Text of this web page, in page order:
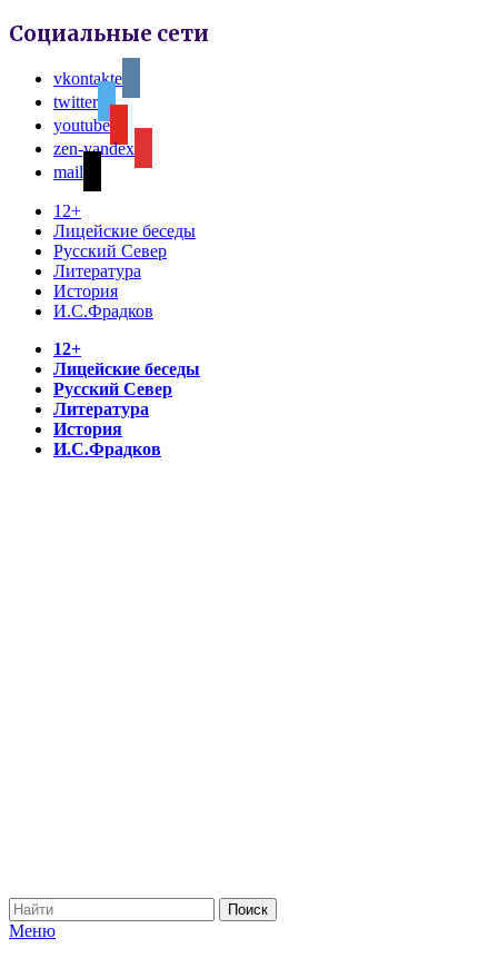
Социальные сети
vkontakte
twitter
youtube
zen-yandex
mail
12+
Лицейские беседы
Русский Север
Литература
История
И.С.Фрадков
12+
Лицейские беседы
Русский Север
Литература
История
И.С.Фрадков
Меню